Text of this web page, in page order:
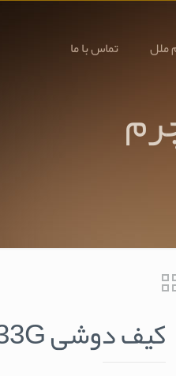
ملل تماس با ما
کیف دوشی 1833G